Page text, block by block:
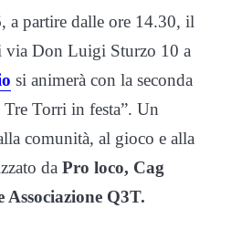
a partire dalle ore 14.30, il
via Don Luigi Sturzo 10 a
si animerà con la seconda
Torri in festa”. Un
comunità, al gioco e alla
da Pro loco, Cag
Q3T.